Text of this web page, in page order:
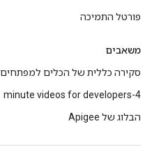
פורטל התמיכה
משאבים
סקירה כללית של הכלים למפתחים
4-minute videos for developers
הבלוג של Apigee